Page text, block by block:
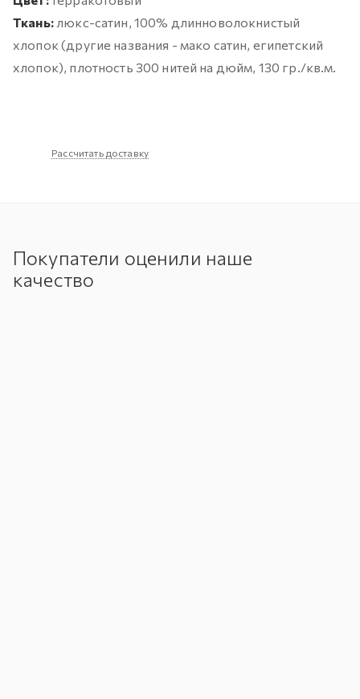
Ткань: люкс-сатин, 100% длинноволокнистый
хлопок (другие названия - мако сатин, египетский
хлопок), плотность 300 нитей на дюйм, 130 гр./кв.м.
Рассчитать доставку
Покупатели оценили наше
качество